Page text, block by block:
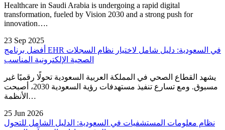
Healthcare in Saudi Arabia is undergoing a rapid digital
transformation, fueled by Vision 2030 and a strong push for
innovation….
23 Sep 2025
أفضل برنامج EHR في السعودية: دليل شامل لاختيار نظام السجلات
الصحية الإلكترونية المناسب
يشهد القطاع الصحي في المملكة العربية السعودية تحولًا رقميًا غير
مسبوق. ومع تسارع تنفيذ مستهدفات رؤية السعودية 2030، أصبحت
الأنظمة…
25 Jun 2026
نظام معلومات المستشفيات في السعودية: الدليل الشامل للتحول